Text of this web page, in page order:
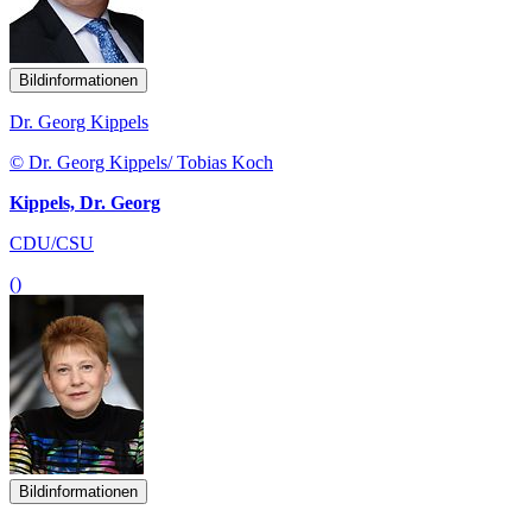
Bildinformationen
Dr. Georg Kippels
© Dr. Georg Kippels/ Tobias Koch
Kippels, Dr. Georg
CDU/CSU
()
Bildinformationen